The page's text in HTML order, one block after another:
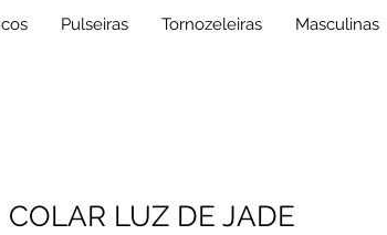
Pulseiras Tornozeleiras Masculinas
COLAR LUZ DE JADE